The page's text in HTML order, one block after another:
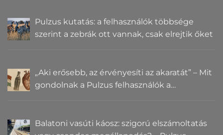
Pulzus kutatás: a felhasználók többsége
szerint a zebrák ott vannak, csak elrejtik őket
„Aki erősebb, az érvényesíti az akaratát” – Mit
gondolnak a Pulzus felhasználók a
Balatoni vasúti káosz: szigorú elszámoltatás